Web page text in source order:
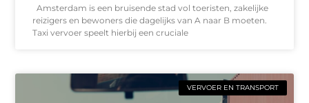
Amsterdam is een bruisende stad vol toeristen, zakelijke
reizigers en bewoners die dagelijks van A naar B moeten.
Taxi vervoer speelt hierbij een cruciale
VERVOER EN TRANSPORT